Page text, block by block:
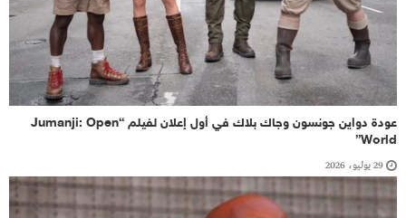
عودة دواين جونسون وجاك بلاك في أول إعلان لفيلم “Jumanji: Open
World”
29 يوليو، 2026